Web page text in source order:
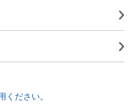
ください。